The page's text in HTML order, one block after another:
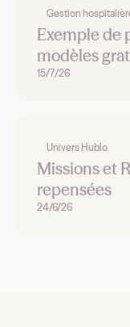
Gestion
Exemple de
modèles
15/7/26
Univers Hublo
Missions et
repensées
24/6/26